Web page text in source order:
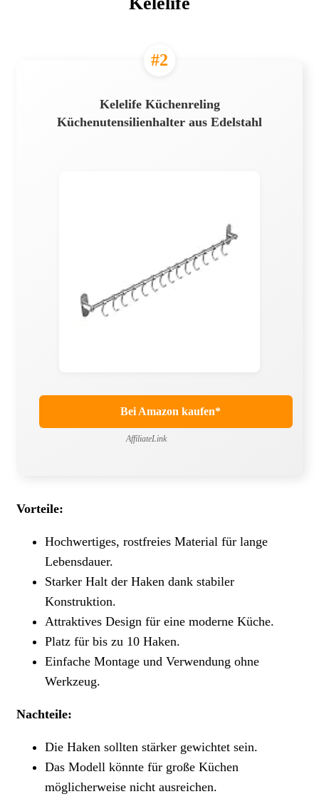
#2
Kelelife Küchenreling
Küchenutensilienhalter aus Edelstahl
Bei Amazon kaufen*
AffiliateLink
Vorteile:
Hochwertiges, rostfreies Material für lange
Lebensdauer.
Starker Halt der Haken dank stabiler
Konstruktion.
Attraktives Design für eine moderne Küche.
Platz für bis zu 10 Haken.
Einfache Montage und Verwendung ohne
Werkzeug.
Nachteile:
Die Haken sollten stärker gewichtet sein.
Das Modell könnte für große Küchen
möglicherweise nicht ausreichen.